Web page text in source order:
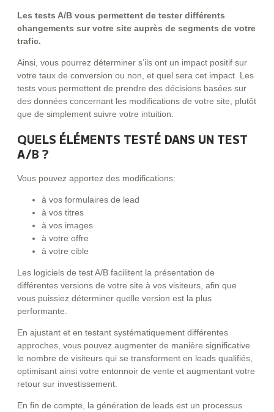
Les tests A/B vous permettent de tester différents
changements sur votre site auprès de segments de votre
trafic.
Ainsi, vous pourrez déterminer s’ils ont un impact positif sur
votre taux de conversion ou non, et quel sera cet impact. Les
tests vous permettent de prendre des décisions basées sur
des données concernant les modifications de votre site, plutôt
que de simplement suivre votre intuition.
QUELS ÉLÉMENTS TESTÉ DANS UN TEST
A/B ?
Vous pouvez apportez des modifications:
à vos formulaires de lead
à vos titres
à vos images
à votre offre
à votre cible
Les logiciels de test A/B facilitent la présentation de
différentes versions de votre site à vos visiteurs, afin que
vous puissiez déterminer quelle version est la plus
performante.
En ajustant et en testant systématiquement différentes
approches, vous pouvez augmenter de manière significative
le nombre de visiteurs qui se transforment en leads qualifiés,
optimisant ainsi votre entonnoir de vente et augmentant votre
retour sur investissement.
En fin de compte, la génération de leads est un processus